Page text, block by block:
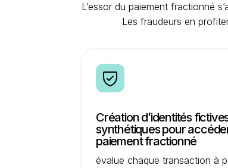
L’essor du paiement fractionné
Les fraudeurs en
Création d’identités
synthétiques pour
paiement fractionné
évalue chaque transaction à